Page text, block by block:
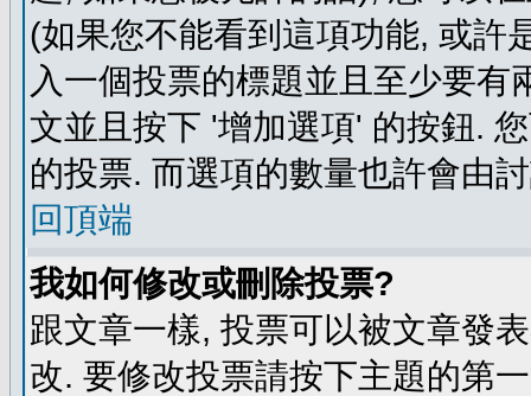
(如果您不能看到這項功能, 或許
入一個投票的標題並且至少要
文並且按下 '增加選項' 的按鈕.
的投票. 而選項的數量也許會由
回頂端
我如何修改或刪除投票?
跟文章一樣, 投票可以被文章發
改. 要修改投票請按下主題的第